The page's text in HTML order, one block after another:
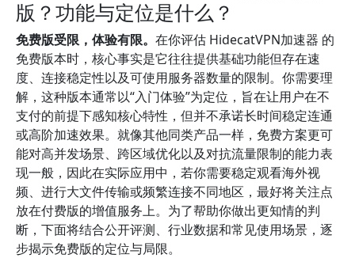
版？功能与定位是什么？
免费版受限，体验有限。 在你评估 HidecatVPN加速器 的
免费版本时，核心事实是它往往提供基础功能但存在速
度、连接稳定性以及可使用服务器数量的限制。你需要理
解，这种版本通常以“入门体验”为定位，旨在让用户在不
支付的前提下感知核心特性，但并不承诺长时间稳定连通
或高阶加速效果。就像其他同类产品一样，免费方案更可
能对高并发场景、跨区域优化以及对抗流量限制的能力表
现一般，因此在实际应用中，若你需要稳定观看海外视
频、进行大文件传输或频繁连接不同地区，最好将关注点
放在付费版的增值服务上。为了帮助你做出更知情的判
断，下面将结合公开评测、行业数据和常见使用场景，逐
步揭示免费版的定位与局限。